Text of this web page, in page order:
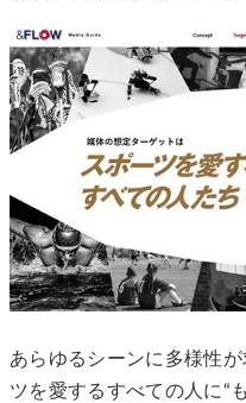
あらゆるシーンに多様性
ツを愛するすべての人に“